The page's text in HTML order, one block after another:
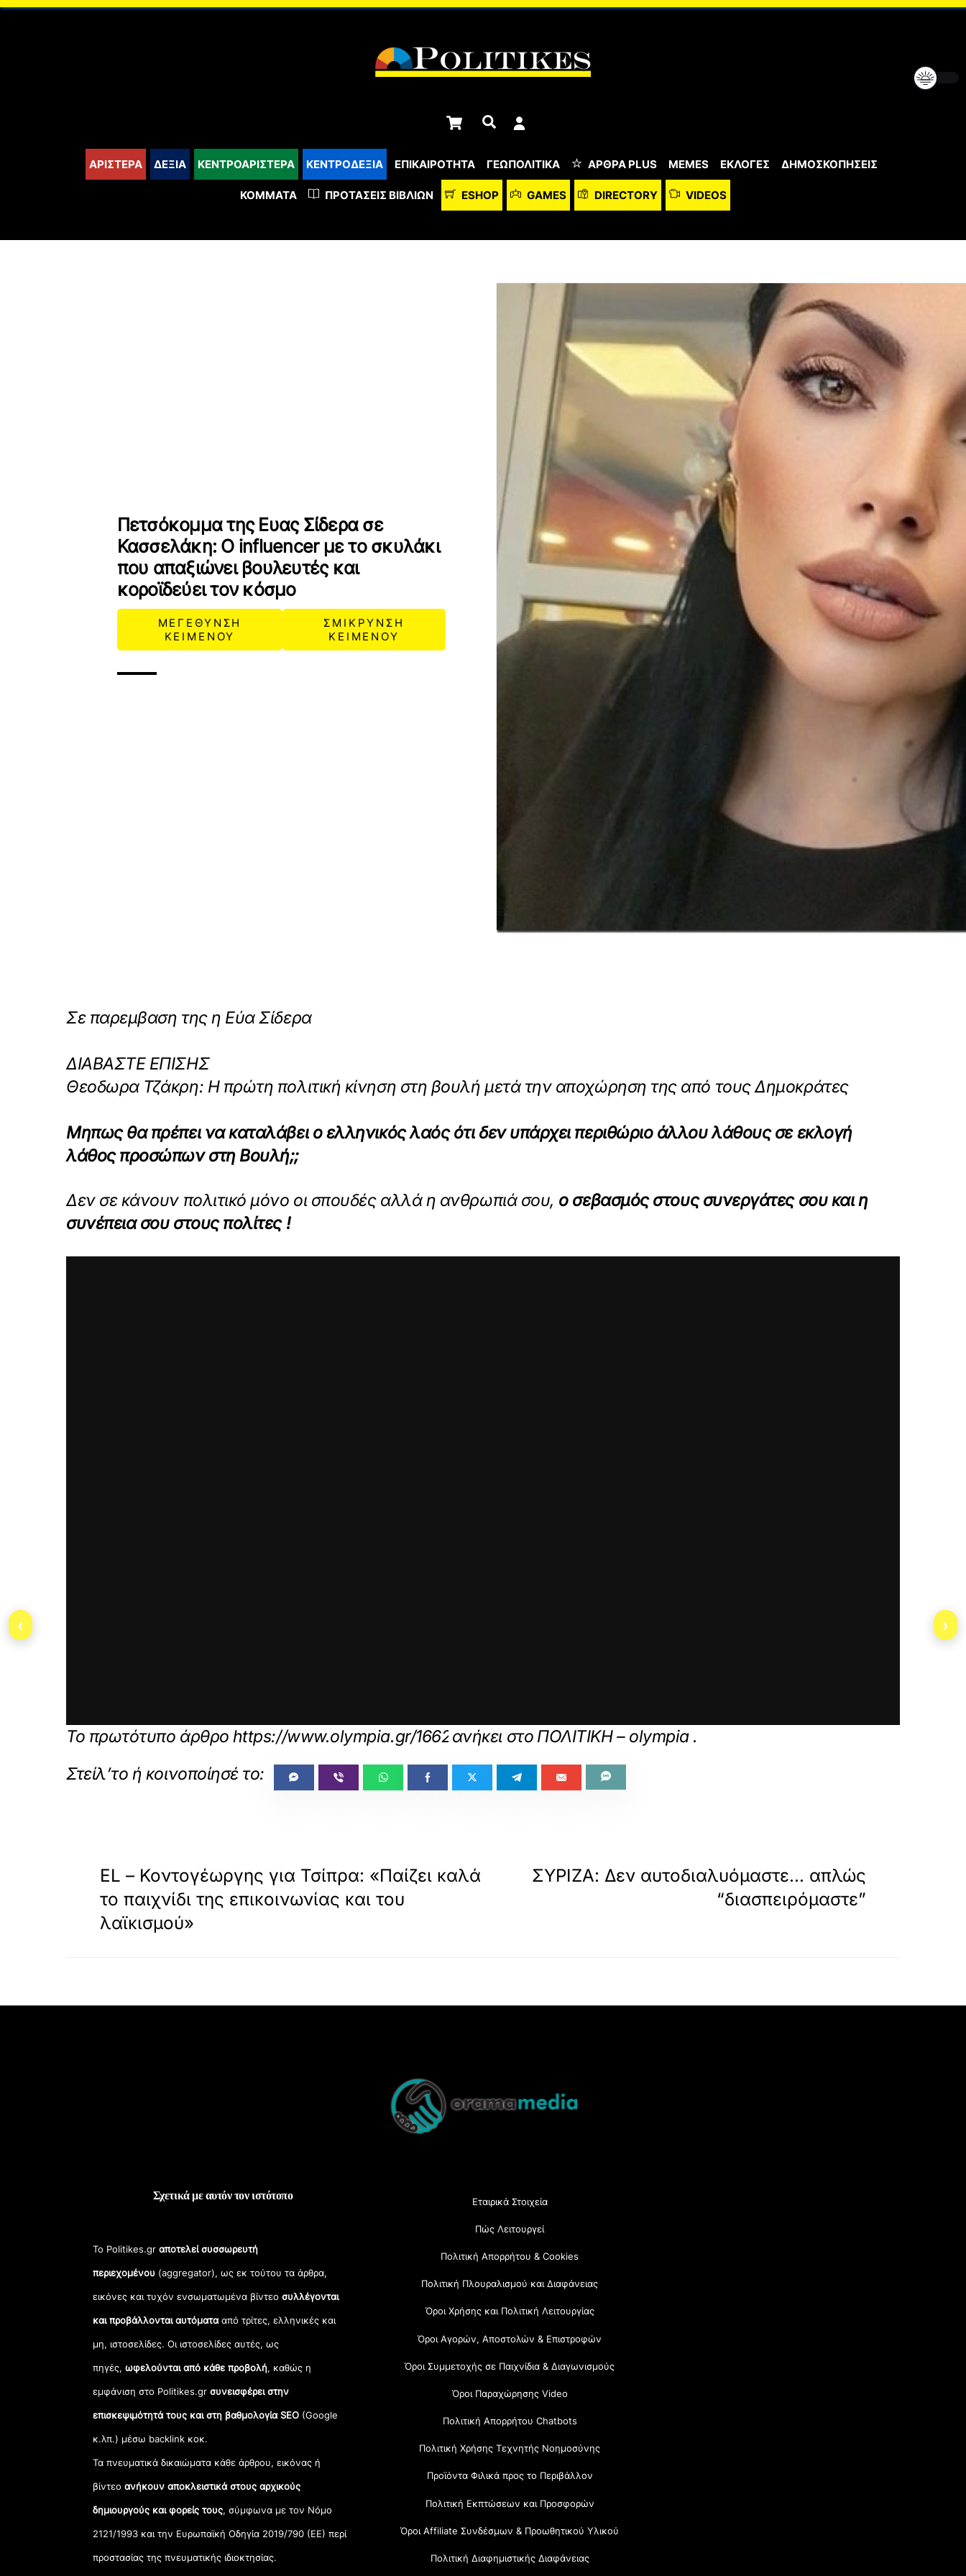
content
Cart Αναζήτηση
ΑΡΙΣΤΕΡΑ ΔΕΞΙΑ ΚΕΝΤΡΟΑΡΙΣΤΕΡΑ ΚΕΝΤΡΟΔΕΞΙΑ ΕΠΙΚΑΙΡΟΤΗΤΑ ΓΕΩΠΟΛΙΤΙΚΑ ΆΡΘΡΑ PLUS MEMES ΕΚΛΟΓΕΣ ΔΗΜΟΣΚΟΠΗΣΕΙΣ
ΚΌΜΜΑΤΑ ΠΡΟΤΆΣΕΙΣ ΒΙΒΛΊΩΝ ESHOP GAMES DIRECTORY VIDEOS
Πετσόκομμα της Ευας Σίδερα σε
Κασσελάκη: Ο influencer με το σκυλάκι
που απαξιώνει βουλευτές και
κοροϊδεύει τον κόσμο
ΜΕΓΕΘΥΝΣΗ
ΚΕΙΜΕΝΟΥ
ΣΜΙΚΡΥΝΣΗ
ΚΕΙΜΕΝΟΥ
Σε παρεμβαση της η Εύα Σίδερα
ΔΙΑΒΑΣΤΕ ΕΠΙΣΗΣ
Θεοδωρα Τζάκρη: Η πρώτη πολιτική κίνηση στη βουλή μετά την αποχώρηση της από τους Δημοκράτες
Μηπως θα πρέπει να καταλάβει ο ελληνικός λαός ότι δεν υπάρχει περιθώριο άλλου λάθους σε εκλογή
λάθος προσώπων στη Βουλή;;
Δεν σε κάνουν πολιτικό μόνο οι σπουδές αλλά η ανθρωπιά σου, ο σεβασμός στους συνεργάτες σου και η
συνέπεια σου στους πολίτες !
Φόρτωση
και
Το πρωτότυπο άρθρο https://www.olympia.gr/1662277/politiki/petsokomma-tis-eyas-sidera-se-kasselaki-o-
ανήκει στο ΠΟΛΙΤΙΚΗ – olympia .
EL – Κοντογέωργης για Τσίπρα: «Παίζει καλά
το παιχνίδι της επικοινωνίας και του
λαϊκισμού»
ΣΥΡΙΖΑ: Δεν αυτοδιαλυόμαστε… απλώς
“διασπειρόμαστε”
Top
Σχετικά με αυτόν τον ιστότοπο
Το Politikes.grαποτελεί συσσωρευτή
περιεχομένου (aggregator), ως εκ τούτου τα άρθρα,
εικόνες και τυχόν ενσωματωμένα βίντεοσυλλέγονται
και προβάλλονται αυτόματααπό τρίτες, ελληνικές και
μη, ιστοσελίδες. Οι ιστοσελίδες αυτές, ως
πηγές,ωφελούνται από κάθε προβολή, καθώς η
εμφάνιση στο Politikes.gr συνεισφέρει στην
επισκεψιμότητά τους και στη βαθμολογία SEO (Google
κ.λπ.) μέσω backlink κοκ.
Τα πνευματικά δικαιώματα κάθε άρθρου, εικόνας ή
βίντεοανήκουν αποκλειστικά στους αρχικούς
δημιουργούς και φορείς τους, σύμφωνα με τον Νόμο
2121/1993 και την Ευρωπαϊκή Οδηγία 2019/790 (ΕΕ) περί
προστασίας της πνευματικής ιδιοκτησίας.
Εταιρικά Στοιχεία
Πώς Λειτουργεί
Πολιτική Απορρήτου & Cookies
Πολιτική Πλουραλισμού και Διαφάνειας
Όροι Χρήσης και Πολιτική Λειτουργίας
Όροι Αγορών, Αποστολών & Επιστροφών
Όροι Συμμετοχής σε Παιχνίδια & Διαγωνισμούς
Όροι Παραχώρησης Video
Πολιτική Απορρήτου Chatbots
Πολιτική Χρήσης Τεχνητής Νοημοσύνης
Προϊόντα Φιλικά προς το Περιβάλλον
Πολιτική Εκπτώσεων και Προσφορών
Όροι Affiliate Συνδέσμων & Προωθητικού Υλικού
Πολιτική Διαφημιστικής Διαφάνειας
‹ ›